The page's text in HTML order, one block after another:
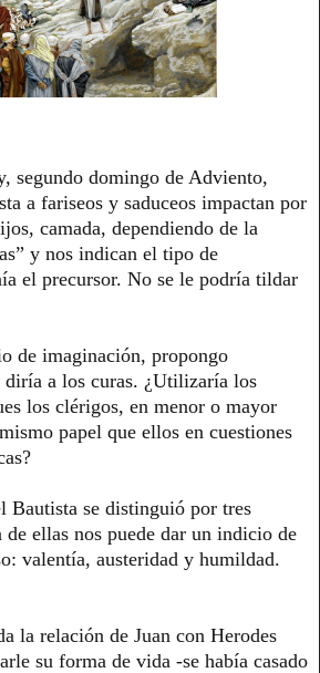
segundo domingo de Adviento,
a fariseos y saduceos impactan por
camada, dependiendo de la
y nos indican el tipo de
el precursor. No se le podría tildar
de imaginación, propongo
diría a los curas. ¿Utilizaría los
los clérigos, en menor o mayor
papel que ellos en cuestiones
Bautista se distinguió por tres
de ellas nos puede dar un indicio de
valentía, austeridad y humildad.
la relación de Juan con Herodes
su forma de vida -se había casado